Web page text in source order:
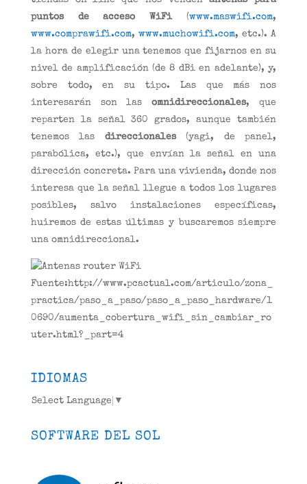
puntos de acceso WiFi(www.maswifi.com,
www.comprawifi.com, www.muchowifi.com, etc.). A
la hora de elegir una tenemos que fijarnos en su
nivel de amplificación (de 8 dBi en adelante), y,
sobre todo, en su tipo. Las que más nos
interesarán son lasomnidireccionales, que
reparten la señal 360 grados, aunque también
tenemos las direccionales(yagi, de panel,
parabólica, etc.), que envían la señal en una
dirección concreta. Para una vivienda, donde nos
interesa que la señal llegue a todos los lugares
posibles, salvo instalaciones específicas,
huiremos de estas últimas y buscaremos siempre
una omnidireccional.
Fuente:http://www.pcactual.com/articulo/zona_
practica/paso_a_paso/paso_a_paso_hardware/1
0690/aumenta_cobertura_wifi_sin_cambiar_ro
uter.html?_part=4
IDIOMAS
Select Language ▼
SOFTWARE DEL SOL